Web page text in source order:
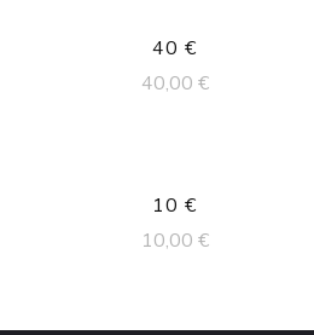
40 €
40,00 €
10 €
10,00 €